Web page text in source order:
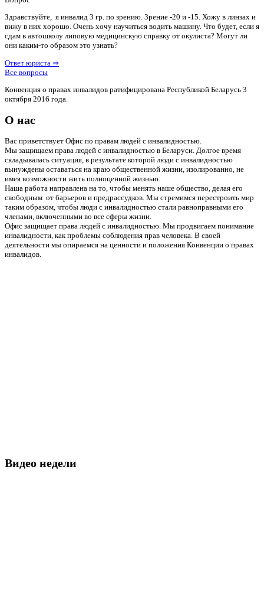
Здравствуйте, я инвалид 3 гр. по зрению. Зрение -20 и -15. Хожу в линзах и
вижу в них хорошо. Очень хочу научиться водить машину. Что будет, если я
сдам в автошколу липовую медицинскую справку от окулиста? Могут ли
они каким-то образом это узнать?
Ответ юриста ⇒
Все вопросы
Конвенция о правах инвалидов ратифицирована Республикой Беларусь 3
октября 2016 года.
О нас
Вас приветствует Офис по правам людей с инвалидностью.
Мы защищаем права людей с инвалидностью в Беларуси. Долгое время
складывалась ситуация, в результате которой люди с инвалидностью
вынуждены оставаться на краю общественной жизни, изолированно, не
имея возможности жить полноценной жизнью.
Наша работа направлена на то, чтобы менять наше общество, делая его
свободным от барьеров и предрассудков. Мы стремимся перестроить мир
таким образом, чтобы люди с инвалидностью стали равноправными его
членами, включенными во все сферы жизни.
Офис защищает права людей с инвалидностью. Мы продвигаем понимание
инвалидности, как проблемы соблюдения прав человека. В своей
деятельности мы опираемся на ценности и положения Конвенции о правах
инвалидов.
Видео недели